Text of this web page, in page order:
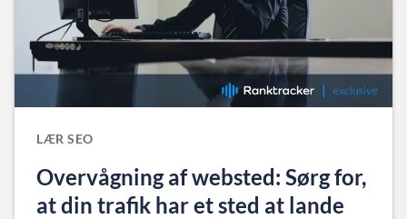
LÆR SEO
Overvågning af websted: Sørg for,
at din trafik har et sted at lande